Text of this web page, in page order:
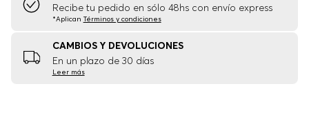
Recibe tu pedido en sólo 48hs con envío express
*Aplican Términos y condiciones
CAMBIOS Y DEVOLUCIONES
En un plazo de 30 días
Leer más